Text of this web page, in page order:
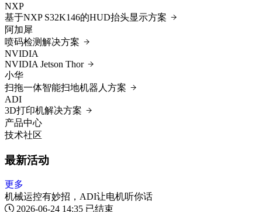
NXP
基于NXP S32K146的HUD抬头显示方案
阿加犀
喷码检测解决方案
NVIDIA
NVIDIA Jetson Thor
小华
扫拖一体智能扫地机器人方案
ADI
3D打印机解决方案
产品中心
技术社区
最新活动
更多
机械运控有妙招，ADI让电机听你话
2026-06-24 14:35 已结束